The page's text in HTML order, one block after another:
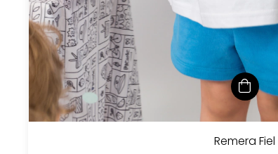
Remera Fiel